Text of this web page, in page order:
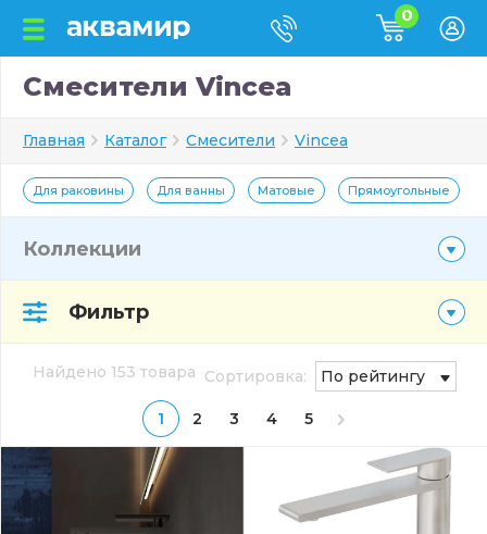
0
Смесители Vincea
Главная Каталог Смесители Vincea
Для раковины Для ванны Матовые Прямоугольные
Коллекции
Фильтр
Найдено 153 товара
1 2 3 4 5
Сортировка: По рейтингу